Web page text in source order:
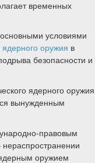
временных
условиями
ядерного оружия в
безопасности и
ядерного оружия
вынужденным
правовым
нераспространении
оружием